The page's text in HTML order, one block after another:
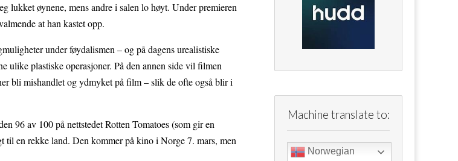
lukket øynene, mens andre i salen lo høyt. Under premieren
at han kastet opp.
under føydalismen – og på dagens urealistiske
ulike plastiske operasjoner. På den annen side vil filmen
bli mishandlet og ydmyket på film – slik de ofte også blir i
96 av 100 på nettstedet Rotten Tomatoes (som gir en
til en rekke land. Den kommer på kino i Norge 7. mars, men
Machine translate to:
Norwegian